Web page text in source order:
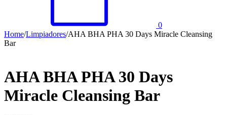
0
Home/Limpiadores/AHA BHA PHA 30 Days Miracle Cleansing
Bar
AHA BHA PHA 30 Days
Miracle Cleansing Bar